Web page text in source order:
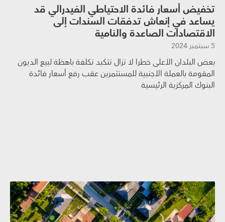
تخفيض أسعار فائدة الاحتياطي الفيدرالي قد
يساعد في إنعاش تدفقات السندات إلى
الاقتصادات الصاعدة والنامية
5 سبتمبر 2024
بعض البلدان الأعلى خطرا لا تزال تتكبد تكلفة باهظة لبيع الديون
المقومة بالعملة الأجنبية للمستثمرين عقب رفع أسعار فائدة
البنوك المركزية الرئيسية